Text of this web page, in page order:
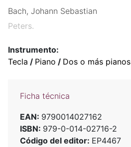
Bach, Johann Sebastian
Peters.
Instrumento:
Tecla / Piano / Dos o más pianos
Ficha técnica
EAN: 9790014027162
ISBN: 979-0-014-02716-2
Código del editor: EP4467